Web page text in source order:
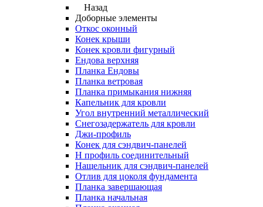
Назад
Доборные элементы
Откос оконный
Конек крыши
Конек кровли фигурный
Ендова верхняя
Планка Ендовы
Планка ветровая
Планка примыкания нижняя
Капельник для кровли
Угол внутренний металлический
Снегозадержатель для кровли
Джи-профиль
Конек для сэндвич-панелей
Н профиль соединительный
Нащельник для сэндвич-панелей
Отлив для цоколя фундамента
Планка завершающая
Планка начальная